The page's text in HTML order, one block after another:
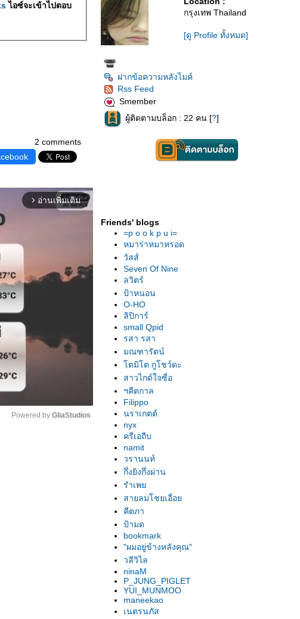
ไอซ์จะเข้าไปตอบ
2 comments
arrow_forward_ios อ่านเพิ่มเติม
Powered by GliaStudios
กรุงเทพ Thailand
[ดู Profile ทั้งหมด]
ฝากข้อความหลังไมค์
Rss Feed
Smember
ผู้ติดตามบล็อก : 22 คน [?]
Friends' blogs
=p o o k p u i=
หมาร่าหมาหรอด
วัสส์
Seven Of Nine
ลวิตร์
ป้าหนอน
O-HO
ลิปิการ์
small Qpid
รสา รสา
มณฑารัตน์
ตมิโต กูโชว์ดะ
สาวไกด์ใจซื่อ
ฯคีตกาล
Filippo
นราเกตต์
nyx
ครีเอถีบ
namit
วรานนท์
กึ่งยิงกึ่งผ่าน
รำเพ
สายลมโชยเอื่อ
คีตภา
ป้ามด
bookmark
"ผมอยู่ข้างหลังคุณ"
วลีวิไล
ninaM
P_JUNG_PIGLET
YUI_MUNMOO
maneekao
เนตรนภัส